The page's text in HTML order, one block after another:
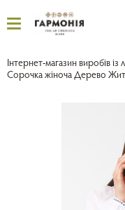
Інтернет-магазин виробів із
Сорочка жіноча Дерево